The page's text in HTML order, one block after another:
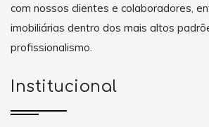
com nossos clientes e colaboradores,
imobiliárias dentro dos mais altos
profissionalismo.
Institucional